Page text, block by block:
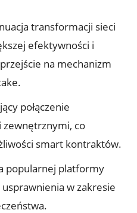
⁣transformacji sieci
efektywności i
na ⁢mechanizm
połączenie⁤
zewnętrznymi, co
smart kontraktów.
popularnej ⁤platformy
​w⁣ zakresie